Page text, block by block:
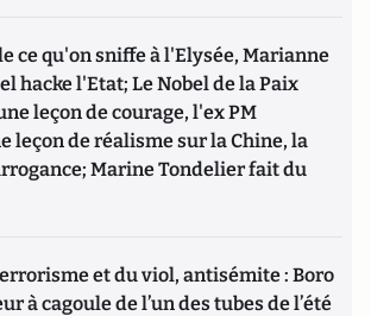
ce qu'on sniffe à l'Elysée, Marianne
hacke l'Etat; Le Nobel de la Paix
leçon de courage, l'ex PM
leçon de réalisme sur la Chine, la
Marine Tondelier fait du
et du viol, antisémite : Boro
à cagoule de l’un des tubes de l’été